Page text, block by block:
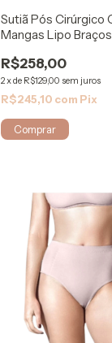
Sutiã Pós Cirúrgico
Mangas Lipo
R$258,00
2 xde R$129,00 sem juros
R$245,10 com Pix
Comprar